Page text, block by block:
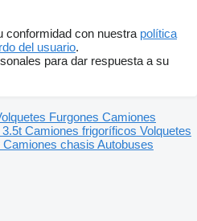
conformidad con nuestra política
del usuario.
para dar respuesta a su
Furgones Camiones
Camiones frigoríficos Volquetes
Camiones chasis Autobuses